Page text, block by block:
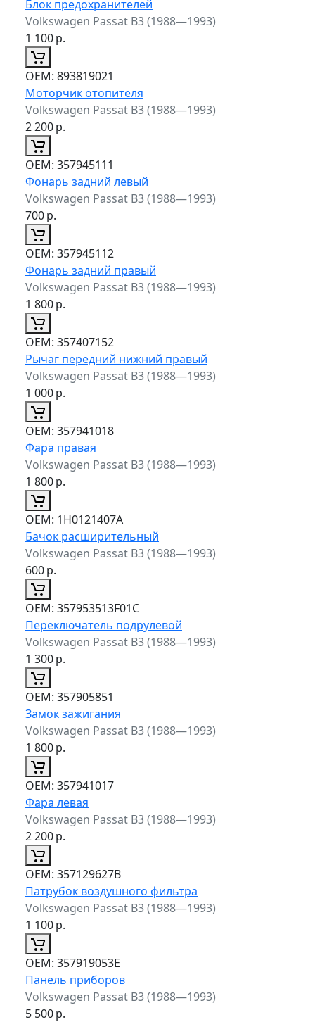
Блок предохранителей
Volkswagen Passat B3 (1988—1993)
1 100р.
ОЕМ: 893819021
Моторчик отопителя
Volkswagen Passat B3 (1988—1993)
2 200р.
ОЕМ: 357945111
Фонарь задний левый
Volkswagen Passat B3 (1988—1993)
700р.
ОЕМ: 357945112
Фонарь задний правый
Volkswagen Passat B3 (1988—1993)
1 800р.
ОЕМ: 357407152
Рычаг передний нижний правый
Volkswagen Passat B3 (1988—1993)
1 000р.
ОЕМ: 357941018
Фара правая
Volkswagen Passat B3 (1988—1993)
1 800р.
ОЕМ: 1H0121407A
Бачок расширительный
Volkswagen Passat B3 (1988—1993)
600р.
ОЕМ: 357953513F01C
Переключатель подрулевой
Volkswagen Passat B3 (1988—1993)
1 300р.
ОЕМ: 357905851
Замок зажигания
Volkswagen Passat B3 (1988—1993)
1 800р.
ОЕМ: 357941017
Фара левая
Volkswagen Passat B3 (1988—1993)
2 200р.
ОЕМ: 357129627B
Патрубок воздушного фильтра
Volkswagen Passat B3 (1988—1993)
1 100р.
ОЕМ: 357919053E
Панель приборов
Volkswagen Passat B3 (1988—1993)
5 500р.